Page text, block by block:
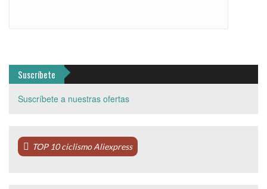
Suscríbete
Suscríbete a nuestras ofertas
TOP 10 ciclismo Aliexpress